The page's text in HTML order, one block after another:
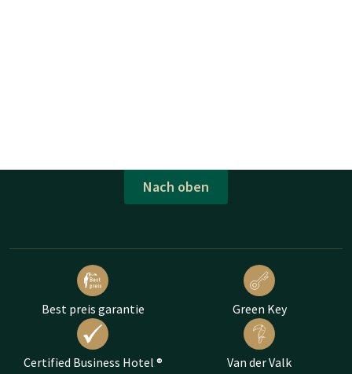
Nach oben
Best preis garantie Green Key
Certified Business Hotel ® Van der Valk